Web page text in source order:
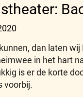
dan laten
in het hart
is er de korte
voorbij.